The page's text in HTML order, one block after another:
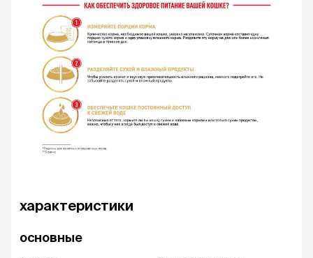
характеристики
основные